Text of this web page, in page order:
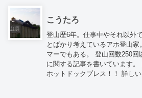
こうたろ
登山歴6年。仕事中やそれ以外
とばかり考えているアホ登山
マーでもある。 登山回数250
に関する記事を書いています
ホットドックプレス！！詳し